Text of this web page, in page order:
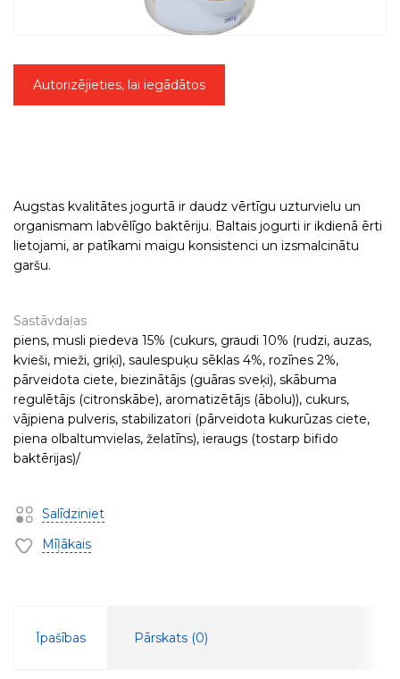
Autorizējieties, lai iegādātos
Augstas kvalitātes jogurtā ir daudz vērtīgu uzturvielu un
organismam labvēlīgo baktēriju. Baltais jogurti ir ikdienā ērti
lietojami, ar patīkami maigu konsistenci un izsmalcinātu
garšu.
Sastāvdaļas
piens, musli piedeva 15% (cukurs, graudi 10% (rudzi, auzas,
kvieši, mieži, griķi), saulespuķu sēklas 4%, rozīnes 2%,
pārveidota ciete, biezinātājs (guāras sveķi), skābuma
regulētājs (citronskābe), aromatizētājs (ābolu)), cukurs,
vājpiena pulveris, stabilizatori (pārveidota kukurūzas ciete,
piena olbaltumvielas, želatīns), ieraugs (tostarp bifido
baktērijas)/
Salīdziniet
Mīļākais
Īpašības Pārskats (0)